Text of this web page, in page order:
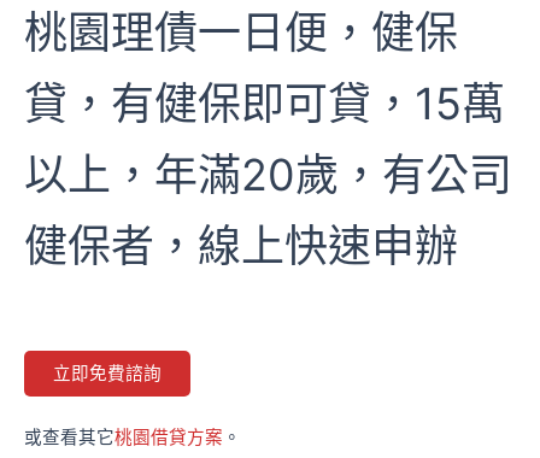
桃園理債一日便，健保
貸，有健保即可貸，15萬
以上，年滿20歲，有公司
健保者，線上快速申辦
立即免費諮詢
或查看其它桃園借貸方案 。